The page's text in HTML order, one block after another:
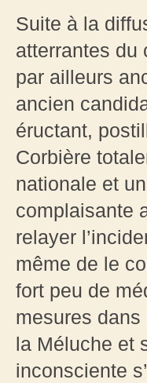
Suite à la
atterrantes du
par ailleurs
ancien
éructant,
Corbière
nationale et
complaisante
relayer
même de le
fort peu de
mesures
la Méluche et
inconsciente